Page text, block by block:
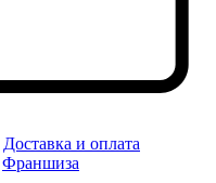
Доставка и оплата
Франшиза